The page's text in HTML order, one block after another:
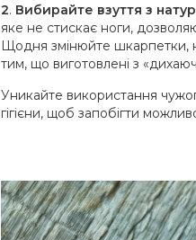
2. Вибирайте взуття з
яке не стискає ноги,
Щодня змінюйте шкарпетки,
тим, що виготовлені з
Уникайте використання
гігієни, щоб запобігти